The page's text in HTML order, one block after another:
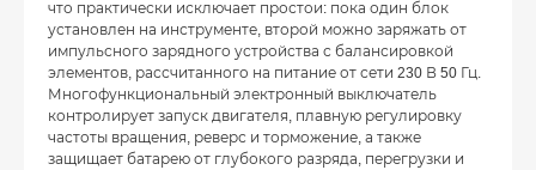
что практически исключает простои: пока один блок
установлен на инструменте, второй можно заряжать от
импульсного зарядного устройства с балансировкой
элементов, рассчитанного на питание от сети 230 В 50 Гц.
Многофункциональный электронный выключатель
контролирует запуск двигателя, плавную регулировку
частоты вращения, реверс и торможение, а также
защищает батарею от глубокого разряда, перегрузки и